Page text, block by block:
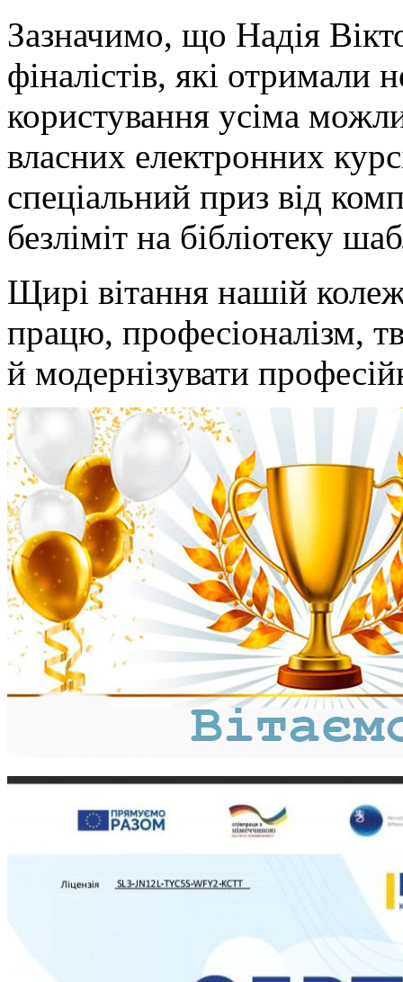
Зазначимо, що Надія
фіналістів, які отримали
користування усіма
власних електронних
спеціальний приз від
безліміт на бібліотеку
Щирі вітання нашій
працю, професіоналізм,
й модернізувати